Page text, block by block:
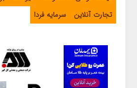
تجارت آنلاین
سرمایه فردا